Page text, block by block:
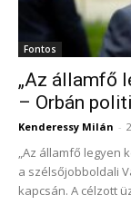
Fontos
„Az államfő
– Orbán
Kenderessy Milán -
„Az államfő legyen
a szélsőjobboldali
kapcsán. A célzott